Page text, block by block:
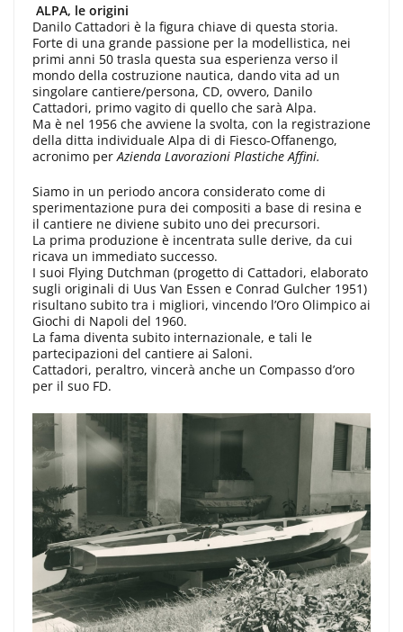
ALPA, le origini
Danilo Cattadori è la figura chiave di questa storia.
Forte di una grande passione per la modellistica, nei
primi anni 50 trasla questa sua esperienza verso il
mondo della costruzione nautica, dando vita ad un
singolare cantiere/persona, CD, ovvero, Danilo
Cattadori, primo vagito di quello che sarà Alpa.
Ma è nel 1956 che avviene la svolta, con la registrazione
della ditta individuale Alpa di di Fiesco-Offanengo,
acronimo perAzienda Lavorazioni Plastiche Affini.
Siamo in un periodo ancora considerato come di
sperimentazione pura dei compositi a base di resina e
il cantiere ne diviene subito uno dei precursori.
La prima produzione è incentrata sulle derive, da cui
ricava un immediato successo.
I suoi Flying Dutchman (progetto di Cattadori, elaborato
sugli originali di Uus Van Essen e Conrad Gulcher 1951)
risultano subito tra i migliori, vincendo l’Oro Olimpico ai
Giochi di Napoli del 1960.
La fama diventa subito internazionale, e tali le
partecipazioni del cantiere ai Saloni.
Cattadori, peraltro, vincerà anche un Compasso d’oro
per il suo FD.